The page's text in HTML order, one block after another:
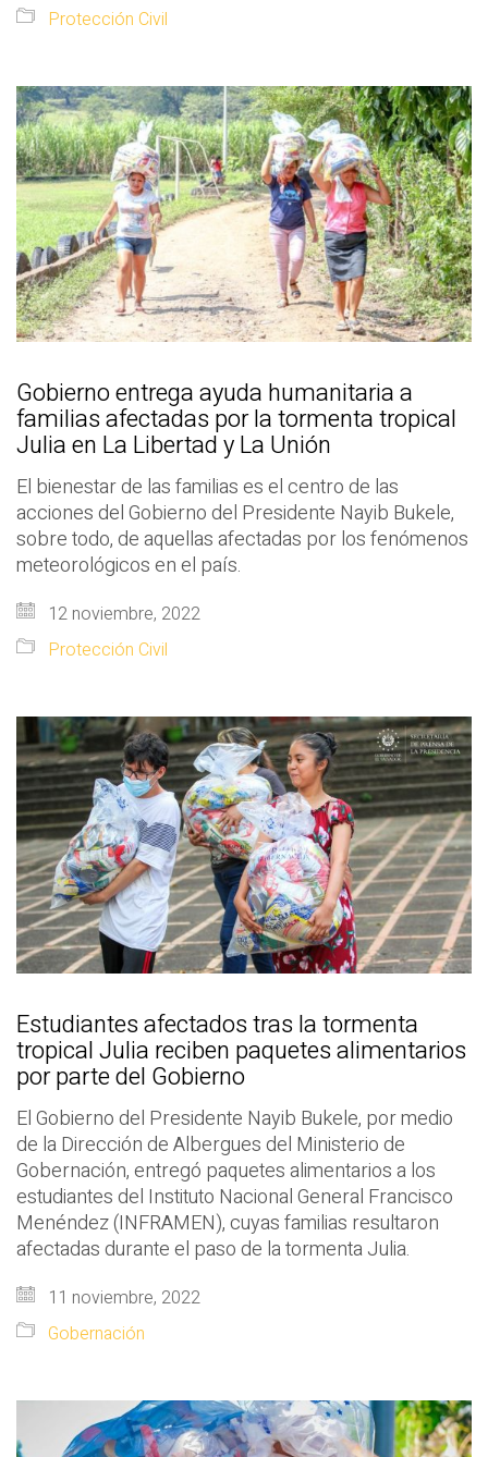
Protección Civil
Gobierno entrega ayuda humanitaria a
familias afectadas por la tormenta tropical
Julia en La Libertad y La Unión
El bienestar de las familias es el centro de las
acciones del Gobierno del Presidente Nayib Bukele,
sobre todo, de aquellas afectadas por los fenómenos
meteorológicos en el país.
12 noviembre, 2022
Protección Civil
Estudiantes afectados tras la tormenta
tropical Julia reciben paquetes alimentarios
por parte del Gobierno
El Gobierno del Presidente Nayib Bukele, por medio
de la Dirección de Albergues del Ministerio de
Gobernación, entregó paquetes alimentarios a los
estudiantes del Instituto Nacional General Francisco
Menéndez (INFRAMEN), cuyas familias resultaron
afectadas durante el paso de la tormenta Julia.
11 noviembre, 2022
Gobernación